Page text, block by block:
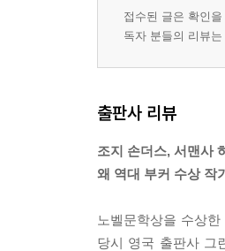
접수된 글은 확인
독자 분들의 리뷰
출판사 리뷰
조지 손더스, 서맨사
왜 역대 부커 수상 작
노벨문학상을 수상
당시 영국 출판사 그